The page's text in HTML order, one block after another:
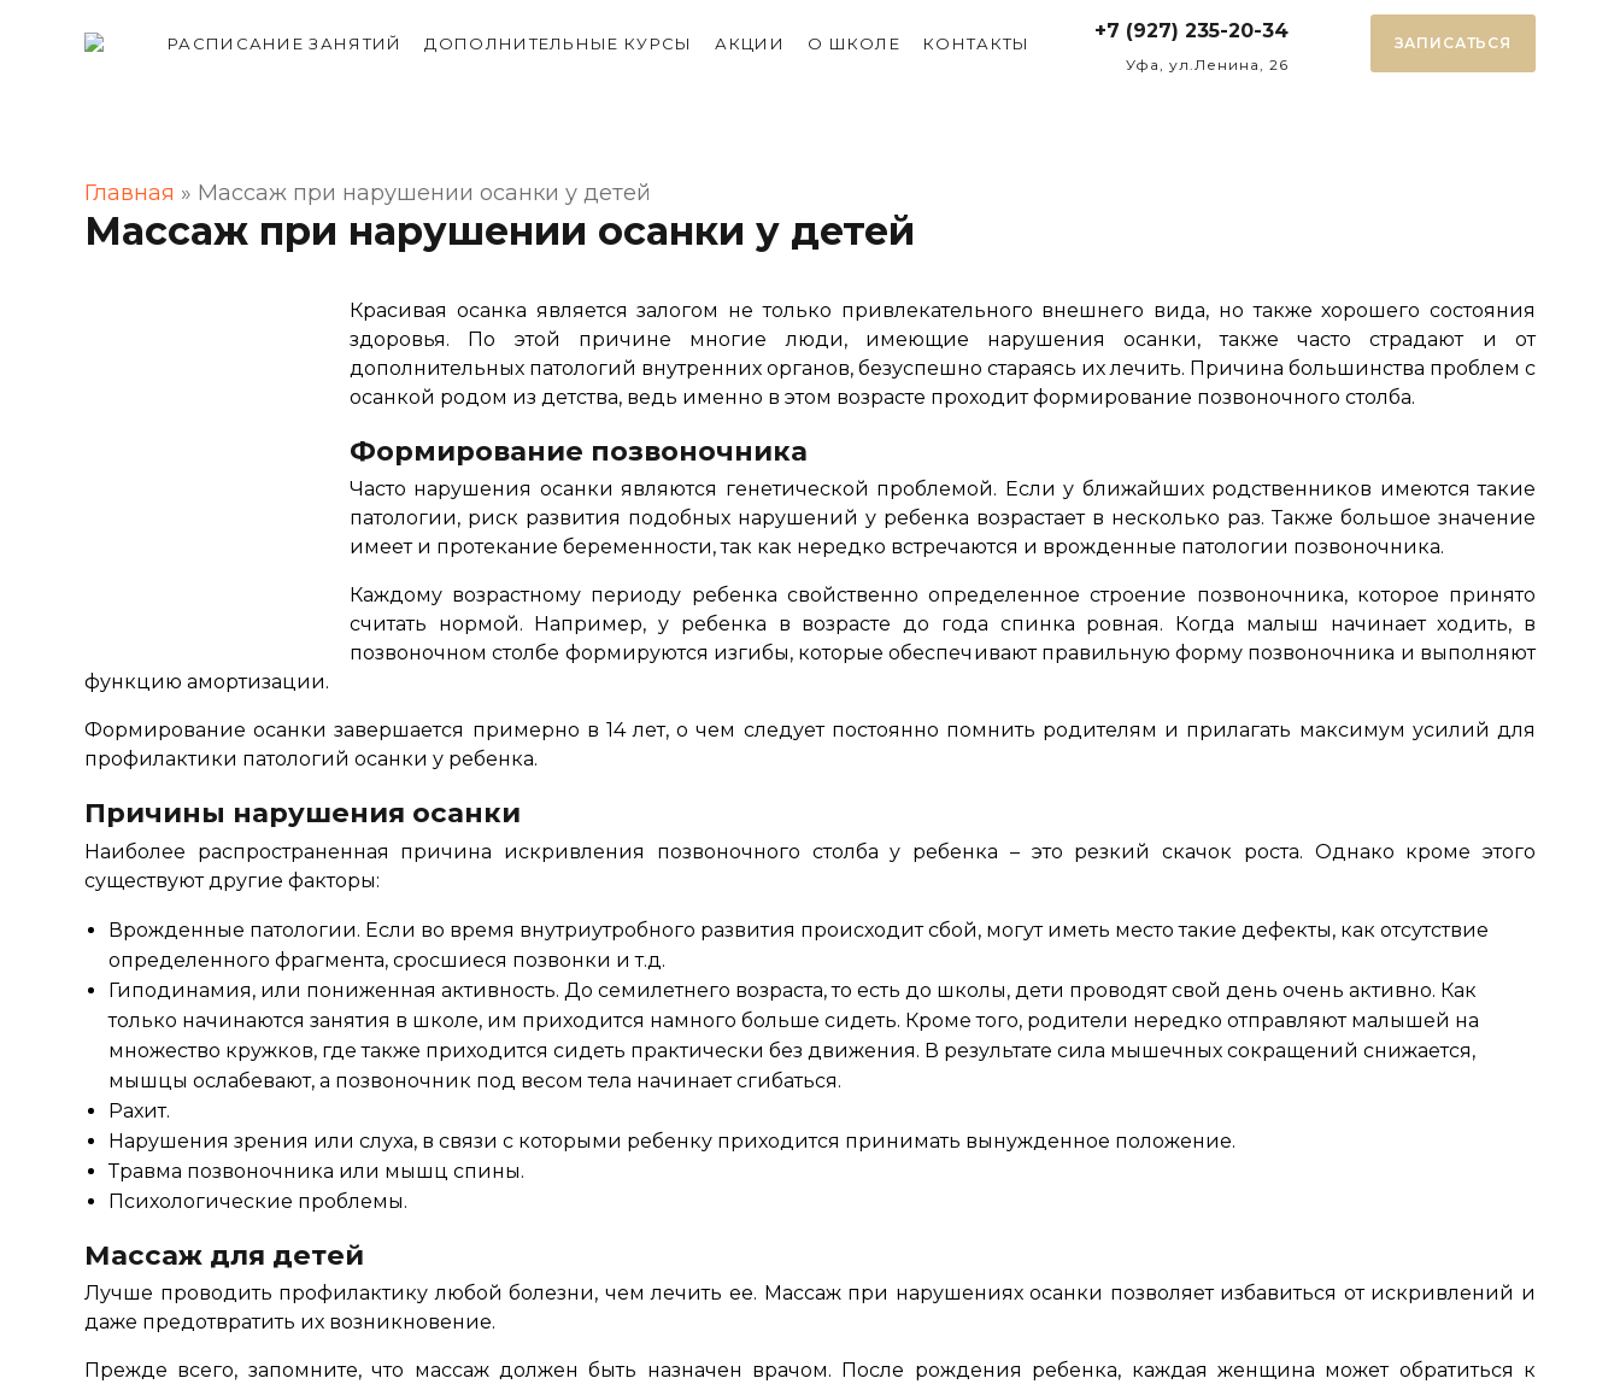
РАСПИСАНИЕ ЗАНЯТИЙ ДОПОЛНИТЕЛЬНЫЕ КУРСЫ АКЦИИ О ШКОЛЕ КОНТАКТЫ
+7 (927) 235-20-34
Уфа, ул.Ленина, 26
ЗАПИСАТЬСЯ
Главная » Массаж при нарушении осанки у детей
Массаж при нарушении осанки у детей
Красивая осанка является залогом не только привлекательного внешнего вида, но также хорошего состояния
здоровья. По этой причине многие люди, имеющие нарушения осанки, также часто страдают и от
дополнительных патологий внутренних органов, безуспешно стараясь их лечить. Причина большинства проблем с
осанкой родом из детства, ведь именно в этом возрасте проходит формирование позвоночного столба.
Формирование позвоночника
Часто нарушения осанки являются генетической проблемой. Если у ближайших родственников имеются такие
патологии, риск развития подобных нарушений у ребенка возрастает в несколько раз. Также большое значение
имеет и протекание беременности, так как нередко встречаются и врожденные патологии позвоночника.
Каждому возрастному периоду ребенка свойственно определенное строение позвоночника, которое принято
считать нормой. Например, у ребенка в возрасте до года спинка ровная. Когда малыш начинает ходить, в
позвоночном столбе формируются изгибы, которые обеспечивают правильную форму позвоночника и выполняют
функцию амортизации.
Формирование осанки завершается примерно в 14 лет, о чем следует постоянно помнить родителям и прилагать максимум усилий для
профилактики патологий осанки у ребенка.
Причины нарушения осанки
Наиболее распространенная причина искривления позвоночного столба у ребенка – это резкий скачок роста. Однако кроме этого
существуют другие факторы:
Врожденные патологии. Если во время внутриутробного развития происходит сбой, могут иметь место такие дефекты, как отсутствие
определенного фрагмента, сросшиеся позвонки и т.д.
Гиподинамия, или пониженная активность. До семилетнего возраста, то есть до школы, дети проводят свой день очень активно. Как
только начинаются занятия в школе, им приходится намного больше сидеть. Кроме того, родители нередко отправляют малышей на
множество кружков, где также приходится сидеть практически без движения. В результате сила мышечных сокращений снижается,
мышцы ослабевают, а позвоночник под весом тела начинает сгибаться.
Рахит.
Нарушения зрения или слуха, в связи с которыми ребенку приходится принимать вынужденное положение.
Травма позвоночника или мышц спины.
Психологические проблемы.
Массаж для детей
Лучше проводить профилактику любой болезни, чем лечить ее. Массаж при нарушениях осанки позволяет избавиться от искривлений и
даже предотвратить их возникновение.
Прежде всего, запомните, что массаж должен быть назначен врачом. После рождения ребенка, каждая женщина может обратиться к